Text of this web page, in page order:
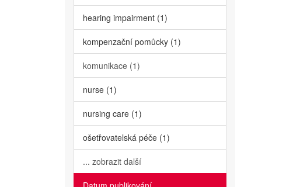
hearing impairment (1)
kompenzační pomůcky (1)
komunikace (1)
nurse (1)
nursing care (1)
ošetřovatelská péče (1)
... zobrazit další